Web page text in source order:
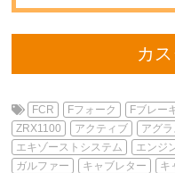
カ
FCR Fフォーク Fブレー
ZRX1100
アクティブ アグラ
エキゾーストシステム
エンジ
ガルファー
キャブレター キ